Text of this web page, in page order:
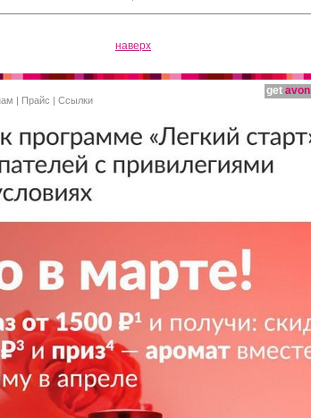
наверх
get avon
| Прайс | Ссылки